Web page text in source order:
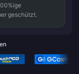
geschützt.